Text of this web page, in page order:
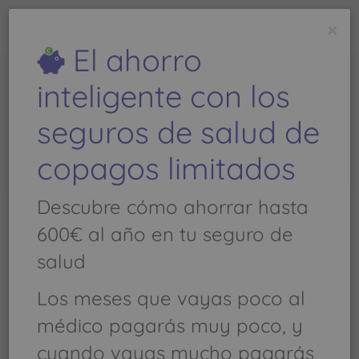
todosegurosmédicos.com
D2 Centre de Fisioterapia
Scp - Teléfono: 938 658 621
Llamar al 938 658 621
Fisioterapia, TRAUMATOLOGÍA Y CIRUGÍA
C/ Anna Mogas 138 Ptal: Bjs - 8415 BIGUES I
El ahorro
inteligente con los
seguros de salud de
copagos limitados
Descubre cómo ahorrar hasta
600€ al año en tu seguro de
salud
Los meses que vayas poco al
médico pagarás muy poco, y
cuando vayas mucho pagarás